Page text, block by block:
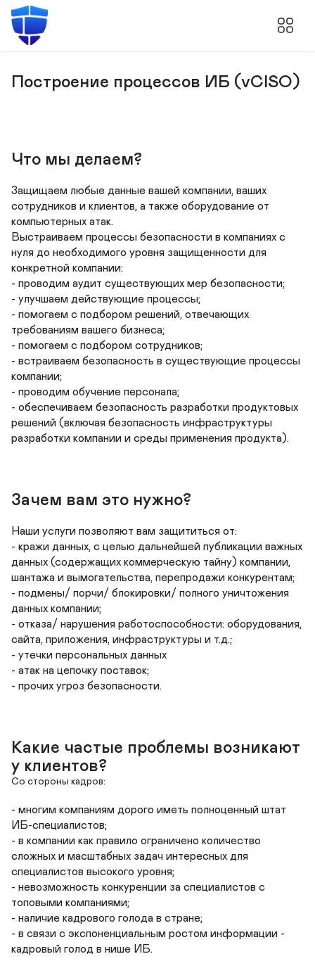
Построение процессов ИБ (vCISO)
Что мы делаем?
Защищаем любые данные вашей компании, ваших
сотрудников и клиентов, а также оборудование от
компьютерных атак.
Выстраиваем процессы безопасности в компаниях с
нуля до необходимого уровня защищенности для
конкретной компании:
- проводим аудит существующих мер безопасности;
- улучшаем действующие процессы;
- помогаем с подбором решений, отвечающих
требованиям вашего бизнеса;
- помогаем с подбором сотрудников;
- встраиваем безопасность в существующие процессы
компании;
- проводим обучение персонала;
- обеспечиваем безопасность разработки продуктовых
решений (включая безопасность инфраструктуры
разработки компании и среды применения продукта).
Зачем вам это нужно?
Наши услуги позволяют вам защититься от:
- кражи данных, с целью дальнейшей публикации важных
данных (содержащих коммерческую тайну) компании,
шантажа и вымогательства, перепродажи конкурентам;
- подмены/ порчи/ блокировки/ полного уничтожения
данных компании;
- отказа/ нарушения работоспособности: оборудования,
сайта, приложения, инфраструктуры и т.д.;
- утечки персональных данных
- атак на цепочку поставок;
- прочих угроз безопасности.
Какие частые проблемы возникают
у клиентов?
Со стороны кадров:
- многим компаниям дорого иметь полноценный штат
ИБ-специалистов;
- в компании как правило ограничено количество
сложных и масштабных задач интересных для
специалистов высокого уровня;
- невозможность конкуренции за специалистов с
топовыми компаниями;
- наличие кадрового голода в стране;
- в связи с экспоненциальным ростом информации -
кадровый голод в нише ИБ.